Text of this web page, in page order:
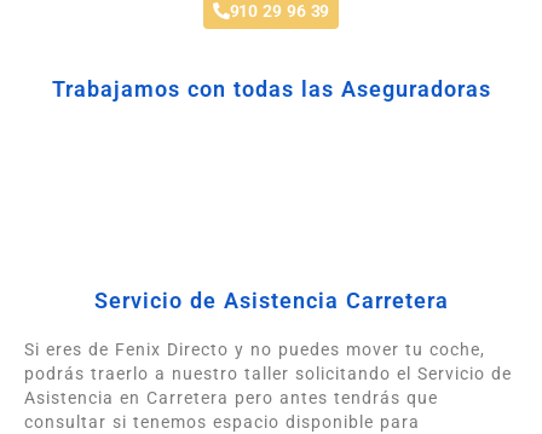
910 29 96 39
Trabajamos con todas las Aseguradoras
Servicio de Asistencia Carretera
Si eres de Fenix Directo y no puedes mover tu coche,
podrás traerlo a nuestro taller solicitando el Servicio de
Asistencia en Carretera pero antes tendrás que
consultar si tenemos espacio disponible para